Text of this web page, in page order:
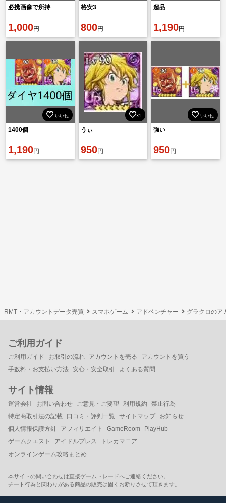
必携画像で所持
1,000円
格安3
800円
超品
1,190円
いいね
1400個
1,190円
×1
うぃ
950円
いいね
強い
950円
RMT・アカウントデータ売買 スマホゲーム アドベンチャー グラクロのア
ご利用ガイド
ご利用ガイド お取引の流れ アカウントを売る
アカウントを買う
手数料・お支払い方法 安心・安全取引 よくある質問
サイト情報
運営会社 お問い合わせ ご意見・ご要望 利用規約
禁止行為
特定商取引法の記載
口コミ・評判一覧 サイトマップ
お知らせ
個人情報保護方針
アフィリエイト GameRoom
PlayHub
ゲームクエスト
アイドルプレス
トレカマニア
オンラインゲーム攻略まとめ
本サイトの問い合わせは直接ゲームトレードへご連絡ください。
チート行為と関わりがある商品の販売は固くお断りさせて頂きます。